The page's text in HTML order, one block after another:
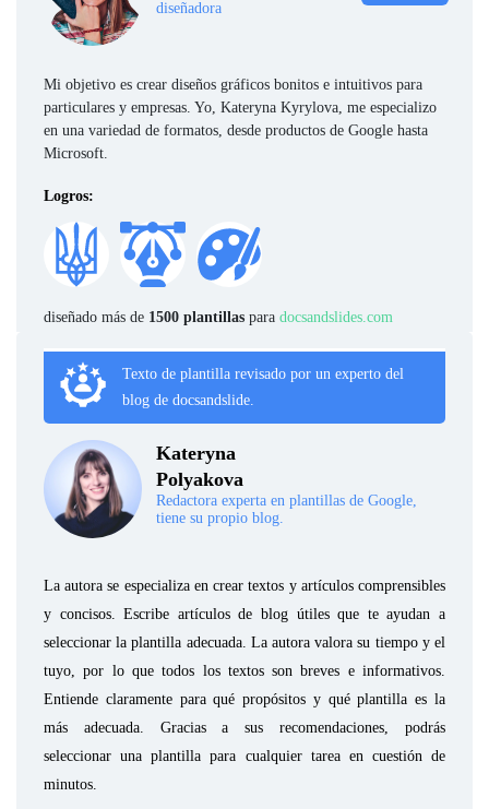
diseñadora
Mi objetivo es crear diseños gráficos bonitos e intuitivos para
particulares y empresas. Yo, Kateryna Kyrylova, me especializo
en una variedad de formatos, desde productos de Google hasta
Microsoft.
Logros:
diseñado más de 1500 plantillas para docsandslides.com
Texto de plantilla revisado por un experto del
blog de docsandslide.
Kateryna
Polyakova
Redactora experta en plantillas de Google,
tiene su propio blog.
La autora se especializa en crear textos y artículos comprensibles
y concisos. Escribe artículos de blog útiles que te ayudan a
seleccionar la plantilla adecuada. La autora valora su tiempo y el
tuyo, por lo que todos los textos son breves e informativos.
Entiende claramente para qué propósitos y qué plantilla es la
más adecuada. Gracias a sus recomendaciones, podrás
seleccionar una plantilla para cualquier tarea en cuestión de
minutos.